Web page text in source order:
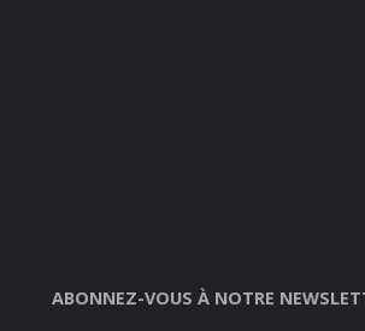
ABONNEZ-VOUS À NOTRE